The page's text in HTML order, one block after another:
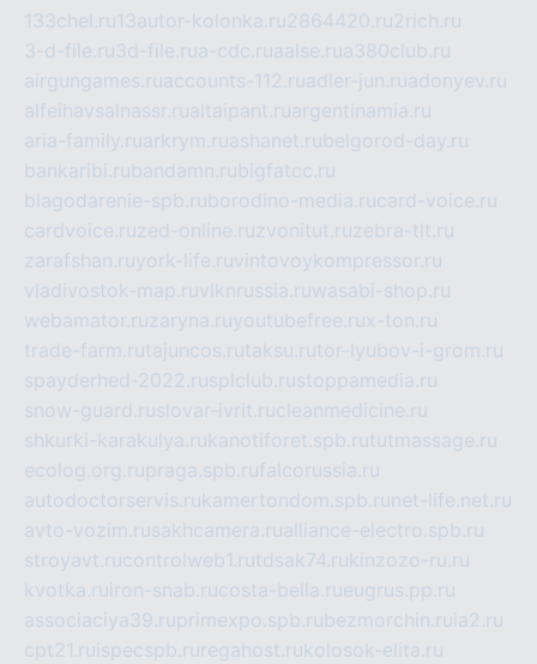
133chel.ru13autor-kolonka.ru2864420.ru2rich.ru
3-d-file.ru3d-file.rua-cdc.ruaalse.rua380club.ru
airgungames.ruaccounts-112.ruadler-jun.ruadonyev.ru
alfeihavsalnassr.rualtaipant.ruargentinamia.ru
aria-family.ruarkrym.ruashanet.rubelgorod-day.ru
bankaribi.rubandamn.rubigfatcc.ru
blagodarenie-spb.ruborodino-media.rucard-voice.ru
cardvoice.ruzed-online.ruzvonitut.ruzebra-tlt.ru
zarafshan.ruyork-life.ruvintovoykompressor.ru
vladivostok-map.ruvlknrussia.ruwasabi-shop.ru
webamator.ruzaryna.ruyoutubefree.rux-ton.ru
trade-farm.rutajuncos.rutaksu.rutor-lyubov-i-grom.ru
spayderhed-2022.rusplclub.rustoppamedia.ru
snow-guard.ruslovar-ivrit.rucleanmedicine.ru
shkurki-karakulya.rukanotiforet.spb.rututmassage.ru
ecolog.org.rupraga.spb.rufalcorussia.ru
autodoctorservis.rukamertondom.spb.ru net-life.net.ru
avto-vozim.rusakhcamera.rualliance-electro.spb.ru
stroyavt.rucontrolweb1.rutdsak74.rukinzozo-ru.ru
kvotka.ru iron-snab.rucosta-bella.rueugrus.pp.ru
associaciya39.ruprimexpo.spb.rubezmorchin.ru ia2.ru
cpt21.ru ispecspb.ru regahost.rukolosok-elita.ru